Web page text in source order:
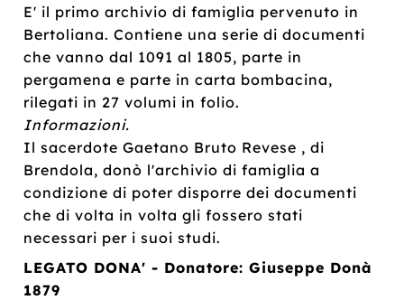
E' il primo archivio di famiglia pervenuto in
Bertoliana. Contiene una serie di documenti
che vanno dal 1091 al 1805, parte in
pergamena e parte in carta bombacina,
rilegati in 27 volumi in folio.
Informazioni.
Il sacerdote Gaetano Bruto Revese , di
Brendola, donò l'archivio di famiglia a
condizione di poter disporre dei documenti
che di volta in volta gli fossero stati
necessari per i suoi studi.
LEGATO DONA' - Donatore: Giuseppe Donà
1879